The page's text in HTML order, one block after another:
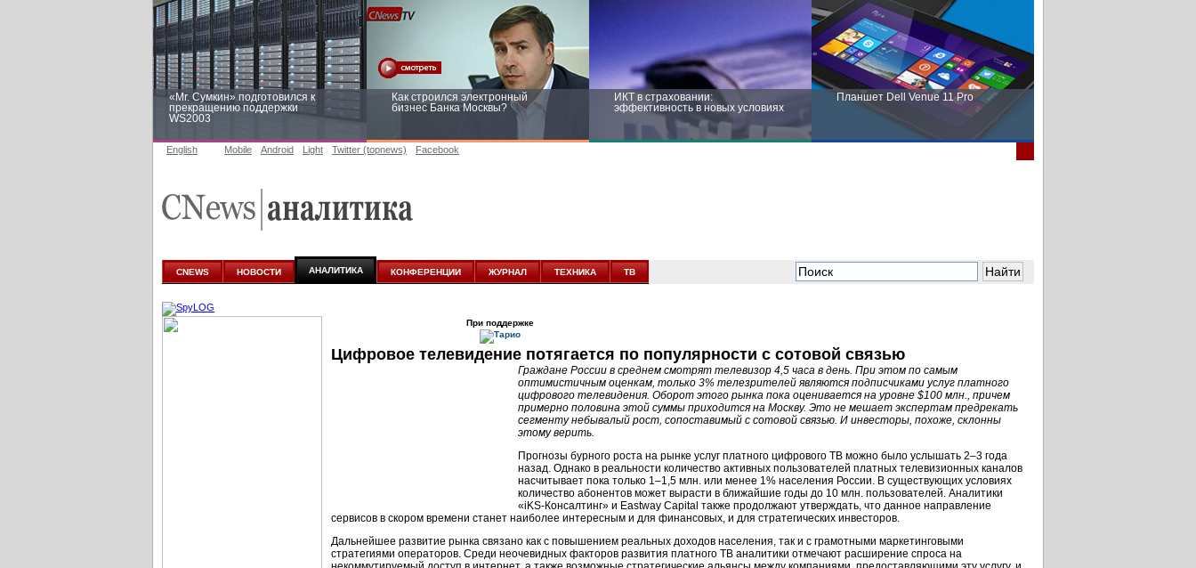
«Mr. Сумкин» подготовился к
прекращению поддержки
WS2003
Как строился электронный
бизнес Банка Москвы?
ИКТ в страховании:
эффективность в новых условиях
Планшет Dell Venue 11 Pro
аналитике
новых условиях
English Mobile Android Light Twitter (topnews) Facebook
CNEWS НОВОСТИ АНАЛИТИКА КОНФЕРЕНЦИИ ЖУРНАЛ ТЕХНИКА ТВ
При поддержке
Цифровое телевидение потягается по популярности с сотовой связью
Граждане России в среднем смотрят телевизор 4,5 часа в день. При этом по самым
оптимистичным оценкам, только 3% телезрителей являются подписчиками услуг платного
цифрового телевидения. Оборот этого рынка пока оценивается на уровне $100 млн., причем
примерно половина этой суммы приходится на Москву. Это не мешает экспертам предрекать
сегменту небывалый рост, сопоставимый с сотовой связью. И инвесторы, похоже, склонны
этому верить.
Прогнозы бурного роста на рынке услуг платного цифрового ТВ можно было услышать 2–3 года
назад. Однако в реальности количество активных пользователей платных телевизионных каналов
насчитывает пока только 1–1,5 млн. или менее 1% населения России. В существующих условиях
количество абонентов может вырасти в ближайшие годы до 10 млн. пользователей. Аналитики
«iKS-Консалтинг» и Eastway Capital также продолжают утверждать, что данное направление
сервисов в скором времени станет наиболее интересным и для финансовых, и для стратегических инвесторов.
Дальнейшее развитие рынка связано как с повышением реальных доходов населения, так и с грамотными маркетинговыми
стратегиями операторов. Среди неочевидных факторов развития платного ТВ аналитики отмечают расширение спроса на